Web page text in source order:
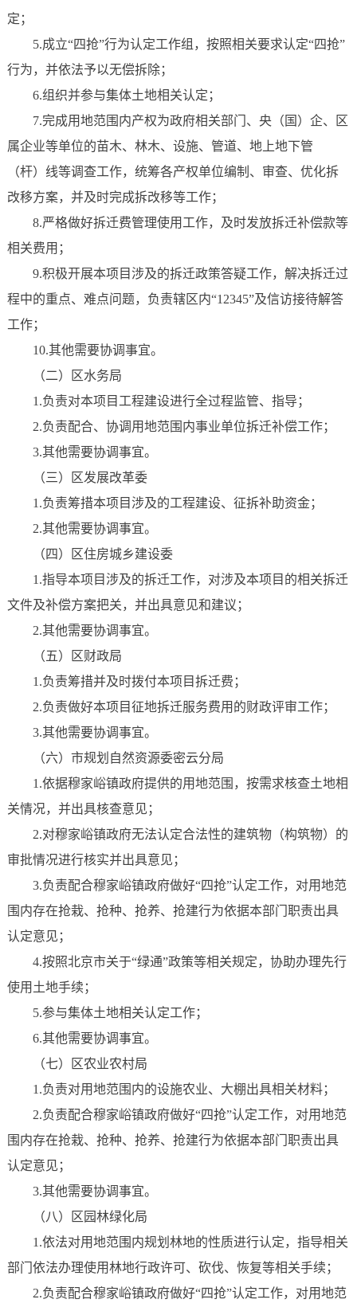
定；
5.成立“四抢”行为认定工作组，按照相关要求认定“四抢”
行为，并依法予以无偿拆除；
6.组织并参与集体土地相关认定；
7.完成用地范围内产权为政府相关部门、央（国）企、区
属企业等单位的苗木、林木、设施、管道、地上地下管
（杆）线等调查工作，统筹各产权单位编制、审查、优化拆
改移方案，并及时完成拆改移等工作；
8.严格做好拆迁费管理使用工作，及时发放拆迁补偿款等
相关费用；
9.积极开展本项目涉及的拆迁政策答疑工作，解决拆迁过
程中的重点、难点问题，负责辖区内“12345”及信访接待解答
工作；
10.其他需要协调事宜。
（二）区水务局
1.负责对本项目工程建设进行全过程监管、指导；
2.负责配合、协调用地范围内事业单位拆迁补偿工作；
3.其他需要协调事宜。
（三）区发展改革委
1.负责筹措本项目涉及的工程建设、征拆补助资金；
2.其他需要协调事宜。
（四）区住房城乡建设委
1.指导本项目涉及的拆迁工作，对涉及本项目的相关拆迁
文件及补偿方案把关，并出具意见和建议；
2.其他需要协调事宜。
（五）区财政局
1.负责筹措并及时拨付本项目拆迁费；
2.负责做好本项目征地拆迁服务费用的财政评审工作；
3.其他需要协调事宜。
（六）市规划自然资源委密云分局
1.依据穆家峪镇政府提供的用地范围，按需求核查土地相
关情况，并出具核查意见；
2.对穆家峪镇政府无法认定合法性的建筑物（构筑物）的
审批情况进行核实并出具意见；
3.负责配合穆家峪镇政府做好“四抢”认定工作，对用地范
围内存在抢栽、抢种、抢养、抢建行为依据本部门职责出具
认定意见；
4.按照北京市关于“绿通”政策等相关规定，协助办理先行
使用土地手续；
5.参与集体土地相关认定工作；
6.其他需要协调事宜。
（七）区农业农村局
1.负责对用地范围内的设施农业、大棚出具相关材料；
2.负责配合穆家峪镇政府做好“四抢”认定工作，对用地范
围内存在抢栽、抢种、抢养、抢建行为依据本部门职责出具
认定意见；
3.其他需要协调事宜。
（八）区园林绿化局
1.依法对用地范围内规划林地的性质进行认定，指导相关
部门依法办理使用林地行政许可、砍伐、恢复等相关手续；
2.负责配合穆家峪镇政府做好“四抢”认定工作，对用地范